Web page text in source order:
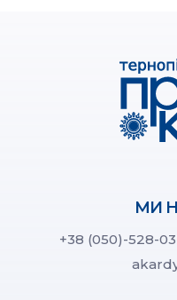
МИ
+38 (050)-528-